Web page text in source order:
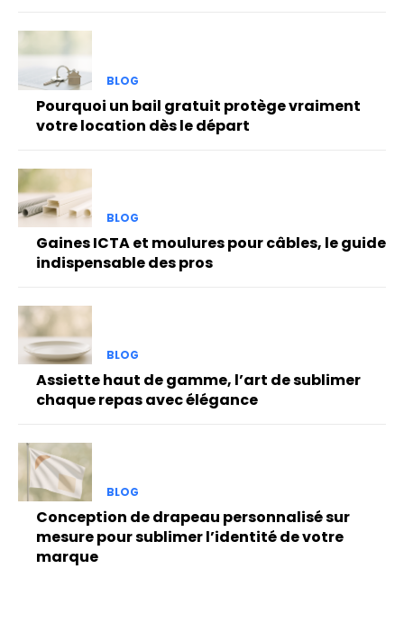
BLOG
Pourquoi un bail gratuit protège vraiment
votre location dès le départ
BLOG
Gaines ICTA et moulures pour câbles, le guide
indispensable des pros
BLOG
Assiette haut de gamme, l’art de sublimer
chaque repas avec élégance
BLOG
Conception de drapeau personnalisé sur
mesure pour sublimer l’identité de votre
marque